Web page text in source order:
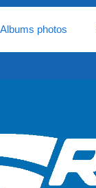
Albums photos